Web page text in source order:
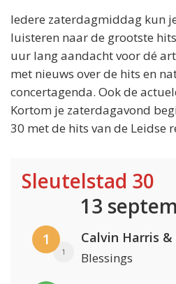
Iedere zaterdagmiddag kun
luisteren naar de grootste
uur lang aandacht voor dé
met nieuws over de hits en
concertagenda. Ook de
Kortom je zaterdagavond
30 met de hits van de Leidse
Sleutelstad 30
13
1
1 Blessings